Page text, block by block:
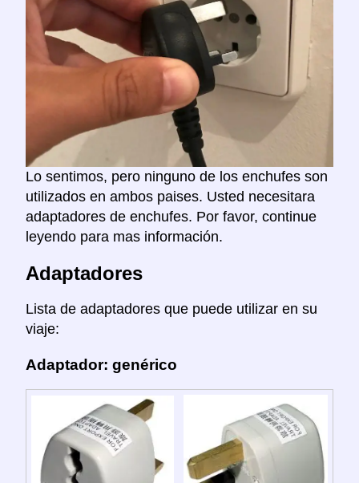
Lo sentimos, pero ninguno de los enchufes son
utilizados en ambos paises. Usted necesitara
adaptadores de enchufes. Por favor, continue
leyendo para mas información.
Adaptadores
Lista de adaptadores que puede utilizar en su
viaje:
Adaptador: genérico